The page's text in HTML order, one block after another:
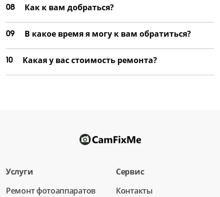
08 Как к вам добраться?
09 В какое время я могу к вам обратиться?
10 Какая у вас стоимость ремонта?
Услуги
Ремонт фотоаппаратов
Сервис
Контакты